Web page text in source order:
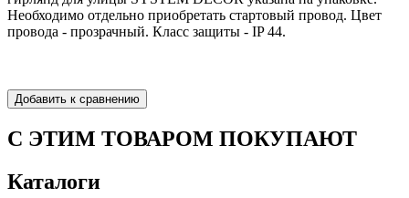
Необходимо отдельно приобретать стартовый провод. Цвет
провода - прозрачный. Класс защиты - IP 44.
С ЭТИМ ТОВАРОМ ПОКУПАЮТ
Каталоги